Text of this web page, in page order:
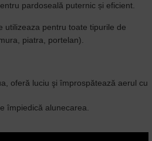
pardoseală puternic și eficient.
utilizeaza pentru toate tipurile de
piatra, portelan).
oferă luciu şi împrospătează aerul cu
împiedică alunecarea.